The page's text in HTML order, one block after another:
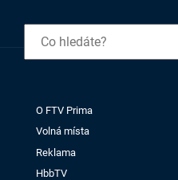
O FTV Prima
Volná místa
Reklama
HbbTV